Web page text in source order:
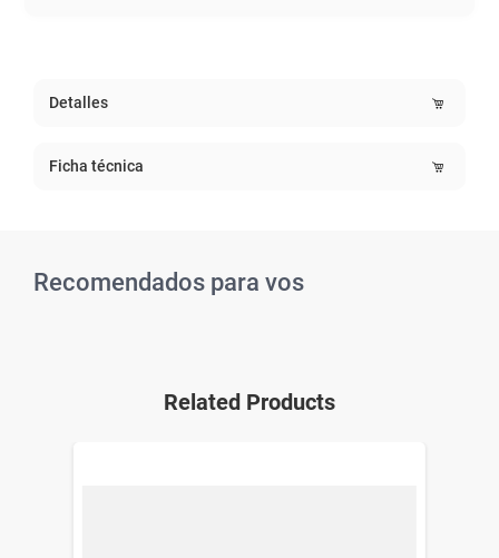
Detalles
Ficha técnica
Recomendados para vos
Related Products